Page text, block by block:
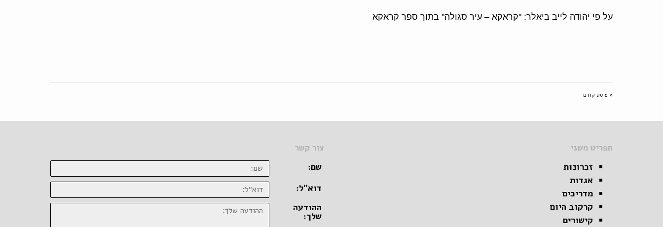
על פי יהודה לייב ביאלר: "קראקא – עיר סגולה" בתוך ספר קראקא
« פוסט קודם
תפריט משני
זכרונות
אגדות
מדריכים
קרקוב היום
קישורים
צור קשר
שם:
דוא״ל:
ההודעה
שלך: